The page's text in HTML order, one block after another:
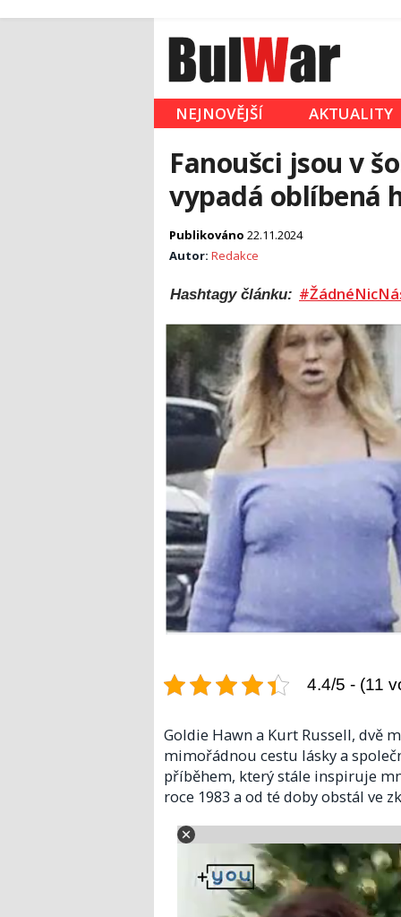
NEJNOVĚJŠÍ AKTUALITY
Fanoušci jsou v
vypadá oblíbená
Publikováno 22.11.2024
Autor: Redakce
Hashtagy článku:
4.4/5 - (11
Goldie Hawn a Kurt Russell, dvě
mimořádnou cestu lásky a
příběhem, který stále inspiruje
roce 1983 a od té doby obstál ve